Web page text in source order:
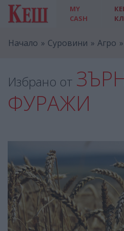
MY
CASH
Начало Суровини Агро
Избрано от
ФУРАЖИ